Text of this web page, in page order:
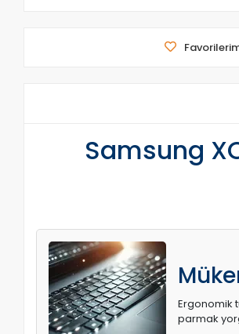
Samsung
Ergonomik
parmak